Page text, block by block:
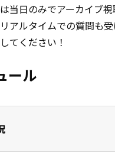
当日のみでアーカイブ
アルタイムでの質問も
てください！
ール